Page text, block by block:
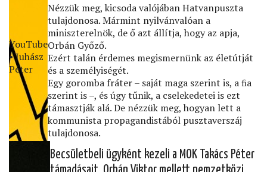
YouTube
• Juhász
Péter
Nézzük meg, kicsoda valójában Hatvanpuszta
tulajdonosa. Mármint nyilvánvalóan a
miniszterelnök, de ő azt állítja, hogy az apja,
Orbán Győző.
Ezért talán érdemes megismernünk az életútját
és a személyiségét.
Egy goromba fráter – saját maga szerint is, a ﬁa
szerint is –, és úgy tűnik, a cselekedetei is ezt
támasztják alá. De nézzük meg, hogyan lett a
kommunista propagandistából pusztaverszáj
tulajdonosa.
Becsületbeli ügyként kezeli a MOK Takács Péter